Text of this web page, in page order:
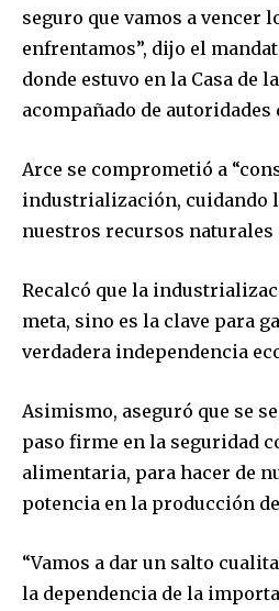
seguro que vamos a vencer
enfrentamos”, dijo el
donde estuvo en la Casa de
acompañado de autoridades
Arce se comprometió a
industrialización, cuidando
nuestros recursos naturales
Recalcó que la
meta, sino es la clave para
verdadera independencia
Asimismo, aseguró que se
paso firme en la seguridad
alimentaria, para hacer de
potencia en la producción
“Vamos a dar un salto
la dependencia de la